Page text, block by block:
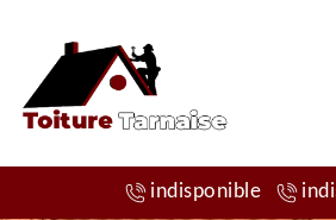
indisponible